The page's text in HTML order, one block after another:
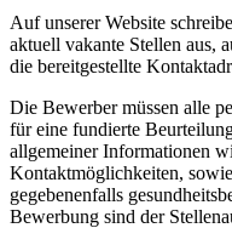
Auf unserer Website
aktuell vakante Stellen aus,
die bereitgestellte
Die Bewerber müssen alle
für eine fundierte
allgemeiner Informationen
Kontaktmöglichkeiten,
gegebenenfalls
Bewerbung sind der